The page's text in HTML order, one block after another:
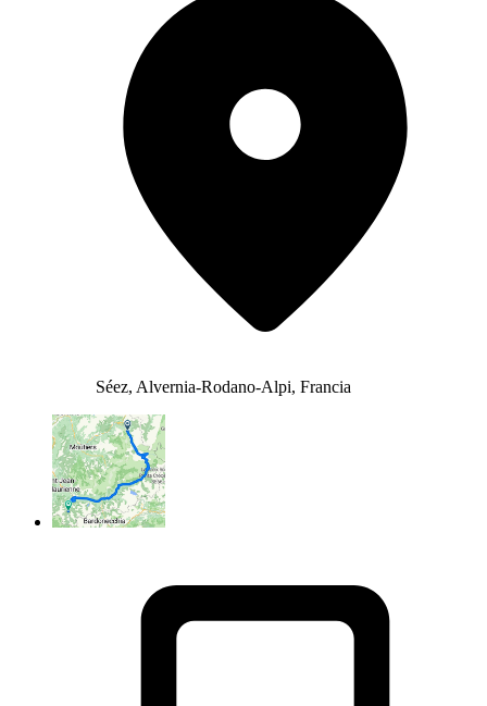
Séez, Alvernia-Rodano-Alpi, Francia